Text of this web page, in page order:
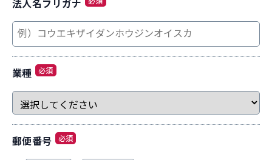
法人名フリガナ
業種 必須
郵便番号 必須